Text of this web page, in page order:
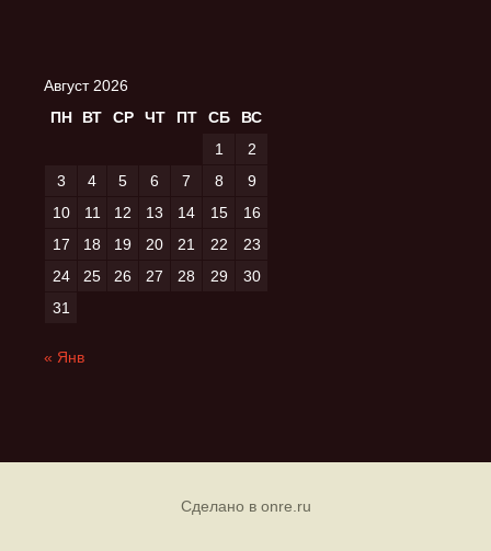
Август 2026
ПН
ВТ СР ЧТ ПТ СБ
ВС
1
2
3
4 5 6 7 8
9
10
11 12 13 14 15
16
17
18 19 20 21 22
23
24
25 26 27 28 29
30
31
« Янв
Сделано в onre.ru